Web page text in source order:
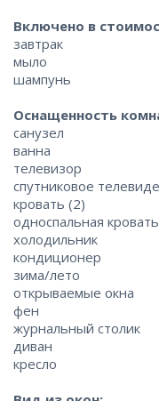
Включено в
завтрак
мыло
шампунь
Оснащенность
санузел
ванна
телевизор
спутниковое
кровать (2)
односпальная
холодильник
кондиционер
зима/лето
открываемые окна
фен
журнальный столик
диван
кресло